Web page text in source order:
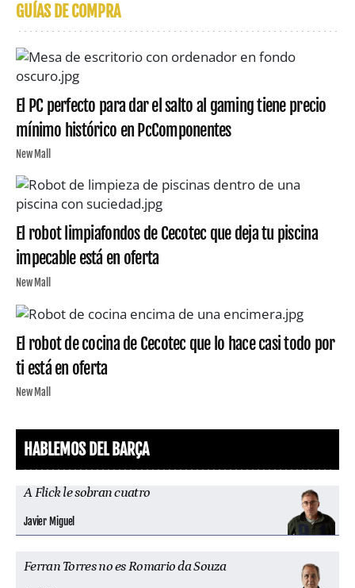
GUÍAS DE COMPRA
El PC perfecto para dar el salto al gaming tiene precio
mínimo histórico en PcComponentes
New Mall
El robot limpiafondos de Cecotec que deja tu piscina
impecable está en oferta
New Mall
El robot de cocina de Cecotec que lo hace casi todo por
ti está en oferta
New Mall
HABLEMOS DEL BARÇA
A Flick le sobran cuatro
Javier Miguel
Ferran Torres no es Romario da Souza